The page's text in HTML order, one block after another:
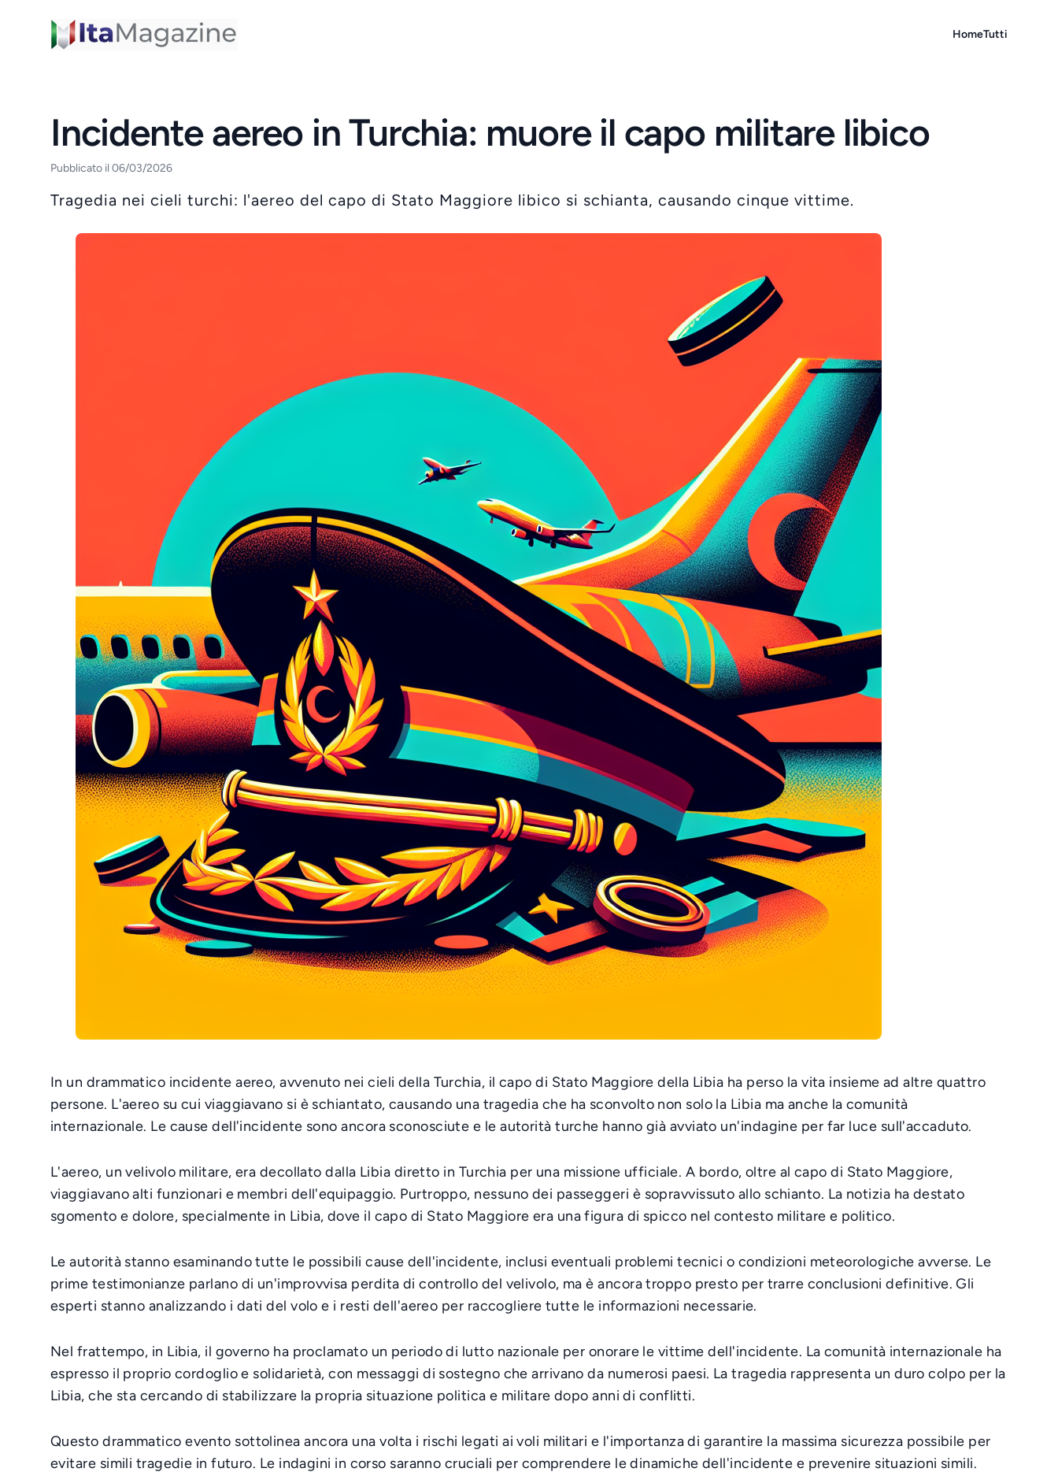
ItaMagazine HomeTutti
Incidente aereo in Turchia: muore il capo militare libico
Pubblicato il 06/03/2026
Tragedia nei cieli turchi: l'aereo del capo di Stato Maggiore libico si schianta, causando cinque vittime.
In un drammatico incidente aereo, avvenuto nei cieli della Turchia, il capo di Stato Maggiore della Libia ha perso la vita insieme ad altre quattro
persone. L'aereo su cui viaggiavano si è schiantato, causando una tragedia che ha sconvolto non solo la Libia ma anche la comunità
internazionale. Le cause dell'incidente sono ancora sconosciute e le autorità turche hanno già avviato un'indagine per far luce sull'accaduto.
L'aereo, un velivolo militare, era decollato dalla Libia diretto in Turchia per una missione ufficiale. A bordo, oltre al capo di Stato Maggiore,
viaggiavano alti funzionari e membri dell'equipaggio. Purtroppo, nessuno dei passeggeri è sopravvissuto allo schianto. La notizia ha destato
sgomento e dolore, specialmente in Libia, dove il capo di Stato Maggiore era una figura di spicco nel contesto militare e politico.
Le autorità stanno esaminando tutte le possibili cause dell'incidente, inclusi eventuali problemi tecnici o condizioni meteorologiche avverse. Le
prime testimonianze parlano di un'improvvisa perdita di controllo del velivolo, ma è ancora troppo presto per trarre conclusioni definitive. Gli
esperti stanno analizzando i dati del volo e i resti dell'aereo per raccogliere tutte le informazioni necessarie.
Nel frattempo, in Libia, il governo ha proclamato un periodo di lutto nazionale per onorare le vittime dell'incidente. La comunità internazionale ha
espresso il proprio cordoglio e solidarietà, con messaggi di sostegno che arrivano da numerosi paesi. La tragedia rappresenta un duro colpo per la
Libia, che sta cercando di stabilizzare la propria situazione politica e militare dopo anni di conflitti.
Questo drammatico evento sottolinea ancora una volta i rischi legati ai voli militari e l'importanza di garantire la massima sicurezza possibile per
evitare simili tragedie in futuro. Le indagini in corso saranno cruciali per comprendere le dinamiche dell'incidente e prevenire situazioni simili.